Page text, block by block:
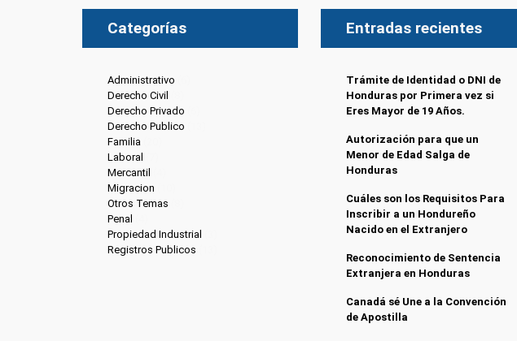
Categorías
Administrativo
Derecho Civil
Derecho Privado
Derecho Publico
Familia
Laboral
Mercantil
Migracion
Otros Temas
Penal
Propiedad Industrial
Registros Publicos
Entradas recientes
Trámite de Identidad o DNI de
Honduras por Primera vez si
Eres Mayor de 19 Años.
Autorización para que un
Menor de Edad Salga de
Honduras
Cuáles son los Requisitos Para
Inscribir a un Hondureño
Nacido en el Extranjero
Reconocimiento de Sentencia
Extranjera en Honduras
Canadá sé Une a la Convención
de Apostilla